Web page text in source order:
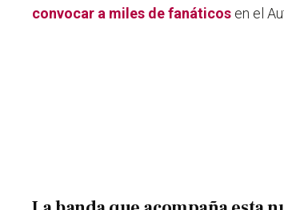
convocar a miles de fanáticos en el